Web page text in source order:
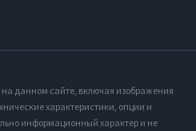
данном сайте, включая изображения
характеристики, опции и
информационный характер и не